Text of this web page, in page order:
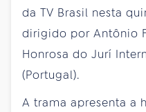
da TV Brasil nesta
dirigido por Antônio
Honrosa do Jurí
(Portugal).
A trama apresenta a